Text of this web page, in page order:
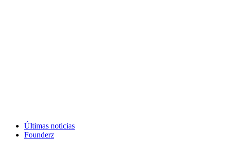
Últimas noticias
Founderz